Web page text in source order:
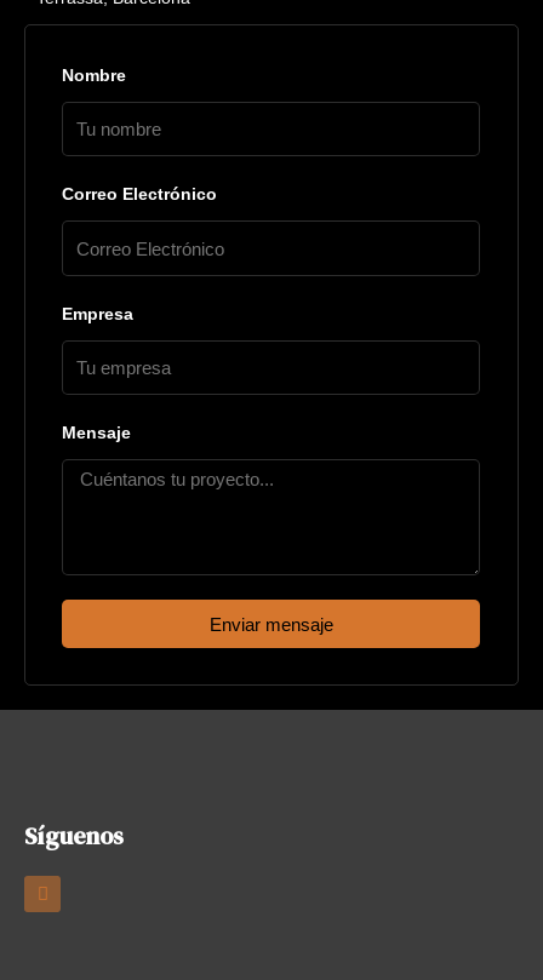
Nombre
Correo Electrónico
Empresa
Mensaje
Enviar mensaje
Síguenos